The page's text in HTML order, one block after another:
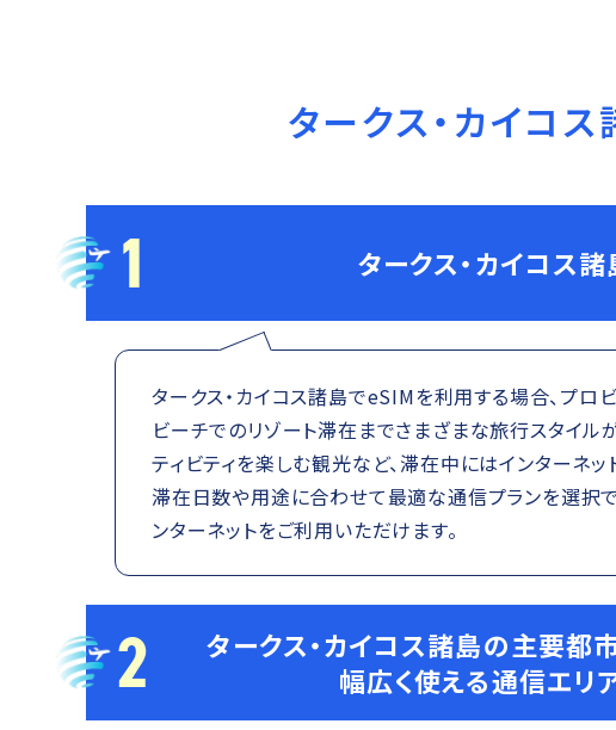
タークス・カイコス
1 タークス・カイコス
タークス・カイコス諸島でeSIMを利用する場合、プ
ビーチでのリゾート滞在までさまざまな旅行スタイ
ティビティを楽しむ観光など、滞在中にはインターネ
滞在日数や用途に合わせて最適な通信プランを選択
ンターネットをご利用いただけます。
2
タークス・カイコス諸島の主要都
幅広く使える通信エリ